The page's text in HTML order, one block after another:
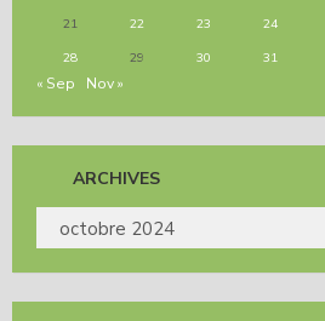
21
22 23 24
28
29 30 31
« Sep Nov »
ARCHIVES